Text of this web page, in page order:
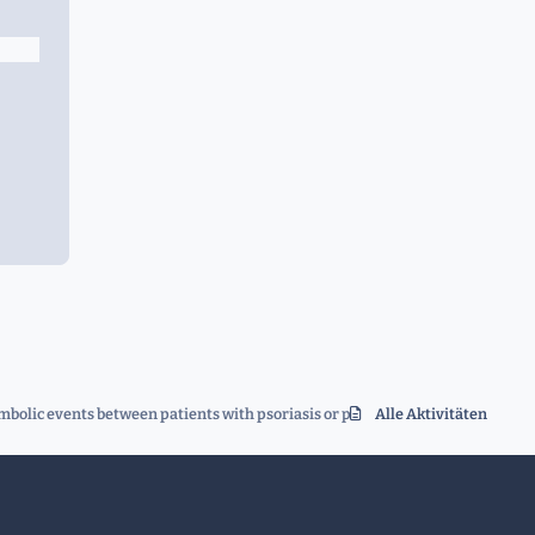
events between patients with psoriasis or psoriatic arthritis on
Alle Aktivitäten